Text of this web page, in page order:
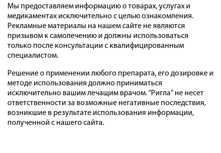
Мы предоставляем информацию о товарах, услугах и
медикаментах исключительно с целью ознакомления.
Рекламные материалы на нашем сайте не являются
призывом к самолечению и должны использоваться
только после консультации с квалифицированным
специалистом.
Решение о применении любого препарата, его дозировке и
методе использования должно приниматься
исключительно вашим лечащим врачом. "Ригла" не несет
ответственности за возможные негативные последствия,
возникшие в результате использования информации,
полученной с нашего сайта.